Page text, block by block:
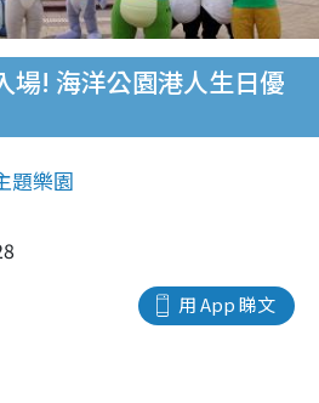
場! 海洋公園港人生日優
題樂園
用 App 睇文